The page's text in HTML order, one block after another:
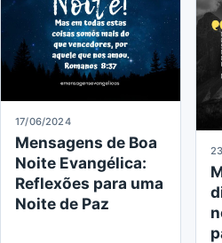
17/06/2024
Mensagens de Boa
Noite Evangélica:
Reflexões para uma
Noite de Paz